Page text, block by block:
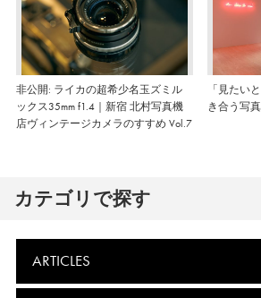
非公開: ライカの超希少名玉ズミル
ックス35mm f1.4｜新宿 北村写真機
店ヴィンテージカメラのすすめ Vol.7
「見たい
き合う写
カテゴリで探す
ARTICLES